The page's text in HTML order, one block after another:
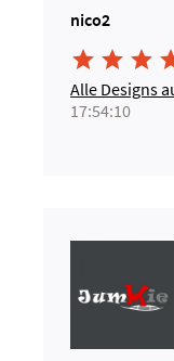
nico2
  
Alle Designs
17:54:10